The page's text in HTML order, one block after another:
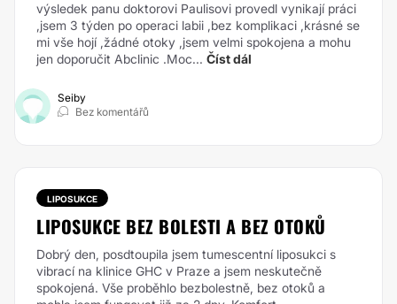
výsledek panu doktorovi Paulisovi provedl vynikají práci
,jsem 3 týden po operaci labii ,bez komplikaci ,krásné se
mi vše hojí ,žádné otoky ,jsem velmi spokojena a mohu
jen doporučit Abclinic .Moc... Číst dál
Seiby
Bez komentářů
LIPOSUKCE
LIPOSUKCE BEZ BOLESTI A BEZ OTOKŮ
Dobrý den, posdtoupila jsem tumescentní liposukci s
vibrací na klinice GHC v Praze a jsem neskutečně
spokojená. Vše proběhlo bezbolestně, bez otoků a